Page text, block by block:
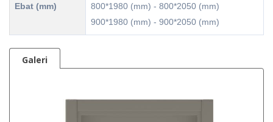
Ebat (mm)
800*1980 (mm) - 800*2050 (mm)
900*1980 (mm) - 900*2050 (mm)
Galeri